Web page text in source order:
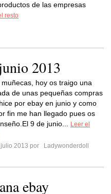
de las empresas
resto
2013
muñecas, hoy os traigo una
de unas pequeñas compras
por ebay en junio y como
fin me han llegado pues os
9 de junio...
Leer el
julio 2013 por
Ladywonderdoll
ebay